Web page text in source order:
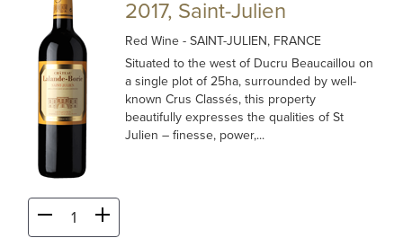
2017, Saint-Julien
Red Wine- SAINT-JULIEN, FRANCE
Situated to the west of Ducru Beaucaillou on
a single plot of 25ha, surrounded by well-
known Crus Classés, this property
beautifully expresses the qualities of St
Julien – finesse, power,...